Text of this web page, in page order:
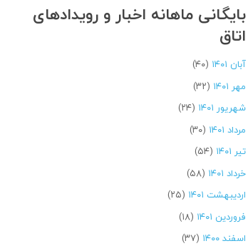
بایگانی ماهانه اخبار و رویدادهای
اتاق
آبان ۱۴۰۱
(۴۰)
مهر ۱۴۰۱
(۳۲)
شهریور ۱۴۰۱
(۲۴)
مرداد ۱۴۰۱
(۳۰)
تیر ۱۴۰۱
(۵۴)
خرداد ۱۴۰۱
(۵۸)
اردیبهشت ۱۴۰۱
(۲۵)
فروردین ۱۴۰۱
(۱۸)
اسفند ۱۴۰۰
(۳۷)